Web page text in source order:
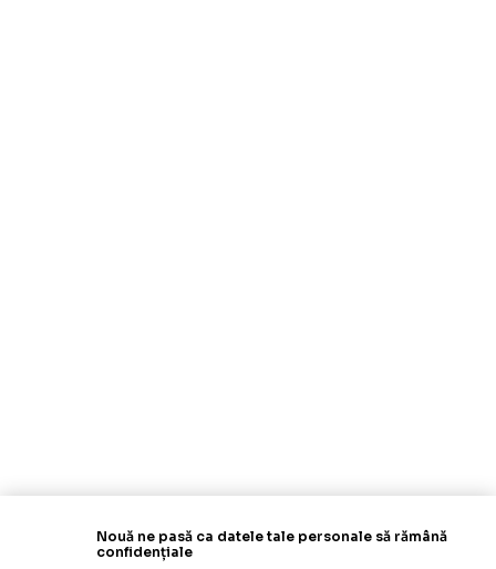
Nouă ne pasă ca datele tale personale să rămână
confidențiale